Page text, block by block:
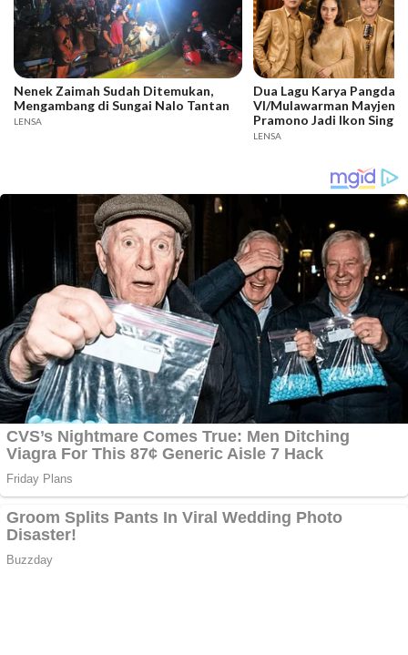
Nenek Zaimah Sudah Ditemukan,
Mengambang di Sungai Nalo Tantan
LENSA
Dua Lagu Karya Pangdam
VI/Mulawarman Mayjen
Pramono Jadi Ikon
Competition HUT Ke-81
LENSA